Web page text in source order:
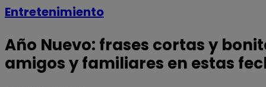
Entretenimiento
Año Nuevo: frases cortas y
amigos y familiares en estas